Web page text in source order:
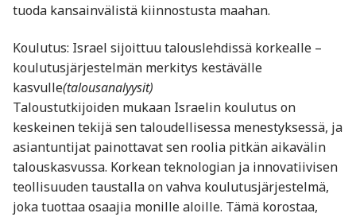
tuoda kansainvälistä kiinnostusta maahan.
Koulutus: Israel sijoittuu talouslehdissä korkealle –
koulutusjärjestelmän merkitys kestävälle
kasvulle(talousanalyysit)
Taloustutkijoiden mukaan Israelin koulutus on
keskeinen tekijä sen taloudellisessa menestyksessä, ja
asiantuntijat painottavat sen roolia pitkän aikavälin
talouskasvussa. Korkean teknologian ja innovatiivisen
teollisuuden taustalla on vahva koulutusjärjestelmä,
joka tuottaa osaajia monille aloille. Tämä korostaa,